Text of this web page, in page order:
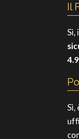
Il
Sì,
4.9
Sì,